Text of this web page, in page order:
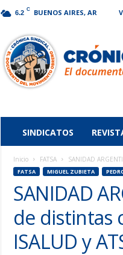
6.2 C BUENOS AIRES, AR
Sindical
SINDICATOS
Inicio FATSA SANIDAD
FATSA MIGUEL ZUBIETA
SANIDAD
de distintas
ISALUD y